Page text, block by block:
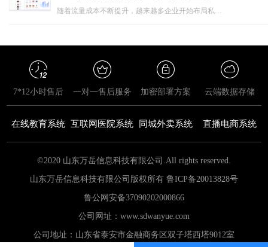
7*12小时售后 一对一售后服务 加密部署方案 云端数据存储
在线教育系统 互联网医院系统 同城外卖系统 直播电商系统
©2020 山东万岳信息科技有限公司.All rights reserved.
山东万岳信息科技有限公司版权所有 鲁ICP备20013828号
鲁公网安备37090202000866
公司网址：www.sdwanyue.com
公司地址：山东省泰安市金融商务区双子塔西塔9012室